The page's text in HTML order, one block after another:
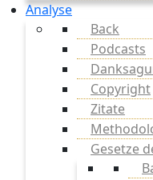
Analyse
Back
Podcasts
Copyright
Zitate
Gesetze